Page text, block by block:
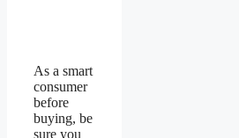
As a smart
consumer
before
buying, be
sure you